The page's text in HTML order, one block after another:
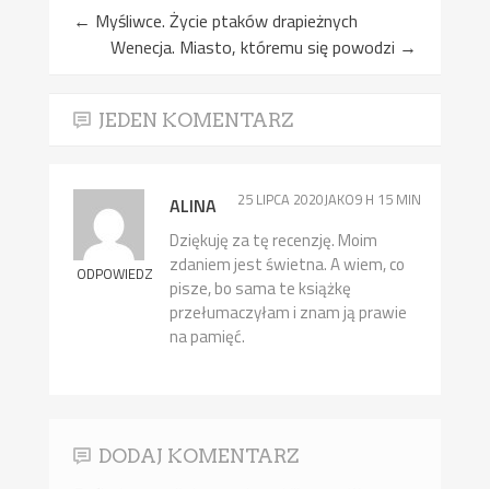
← Myśliwce. Życie ptaków drapieżnych
Wenecja. Miasto, któremu się powodzi →
JEDEN KOMENTARZ
ODPOWIEDZ
ALINA 25 LIPCA 2020JAKO9 H 15 MIN
Dziękuję za tę recenzję. Moim
zdaniem jest świetna. A wiem, co
pisze, bo sama te książkę
przełumaczyłam i znam ją prawie
na pamięć.
DODAJ KOMENTARZ